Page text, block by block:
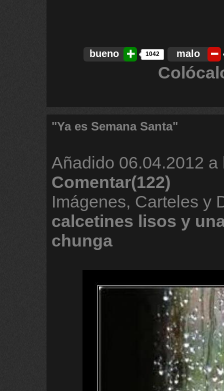
bueno 1042 malo
"Ya es Semana Santa"
Añadido 06.04.2012 a
Comentar(122)
Imágenes, Carteles y
calcetines lisos y
chunga